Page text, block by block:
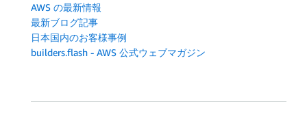
AWS の最新情報
最新ブログ記事
日本国内のお客様事例
builders.flash - AWS 公式ウェブマガジン